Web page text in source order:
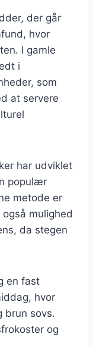
der går
hvor
I gamle
i
som
at servere
har udviklet
populær
metode er
mulighed
da stegen
en fast
hvor
brun sovs.
og